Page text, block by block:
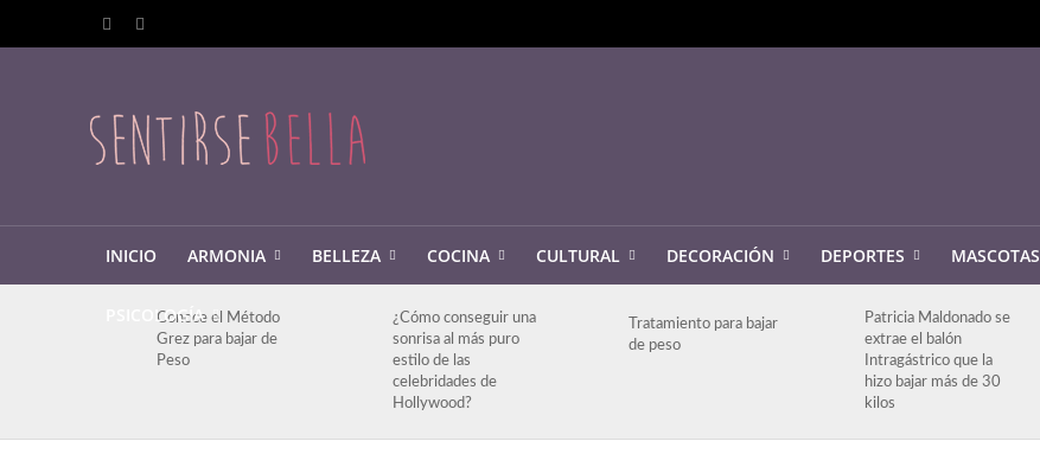
INICIO ARMONIA BELLEZA COCINA CULTURAL DECORACIÓN DEPORTES MASCOTAS
PSICOLOGÍAConoce el Método
Grez para bajar de
Peso
¿Cómo conseguir una
sonrisa al más puro
estilo de las
celebridades de
Hollywood?
Tratamiento para bajar
de peso
Patricia Maldonado se
extrae el balón
Intragástrico que la
hizo bajar más de 30
kilos